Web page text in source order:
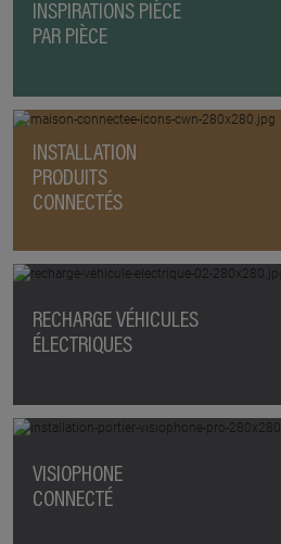
INSPIRATIONS PIÈCE
PAR PIÈCE
INSTALLATION
PRODUITS
CONNECTÉS
RECHARGE VÉHICULES
ÉLECTRIQUES
VISIOPHONE
CONNECTÉ